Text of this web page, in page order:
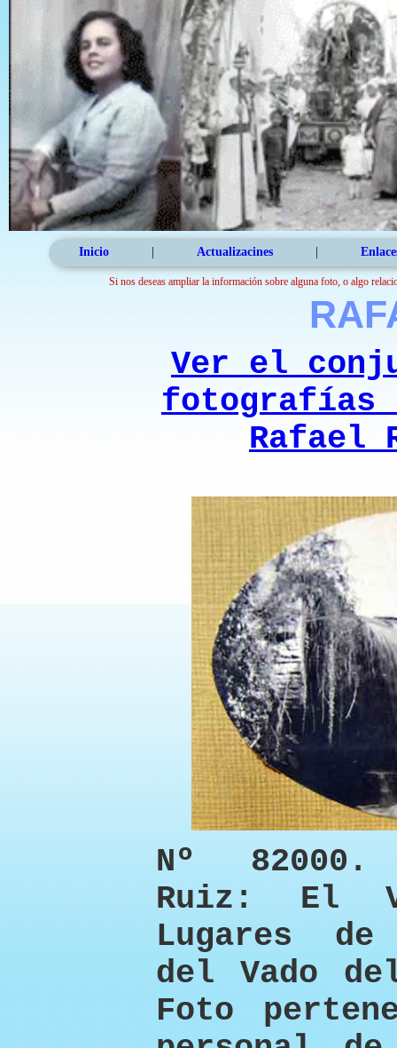
Inicio Actualizacines
Si nos deseas ampliar la información sobre alguna foto, o algo
Ver el
fotografías
Rafael
Nº
Ruiz: El
Lugares
del Vado
Foto